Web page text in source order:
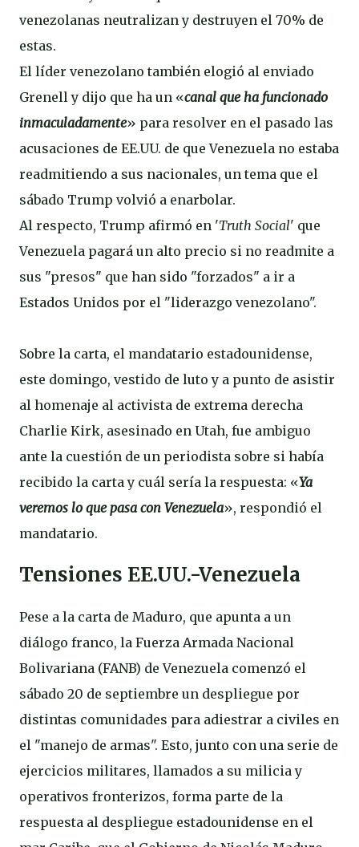
venezolanas neutralizan y destruyen el 70% de
estas.
El líder venezolano también elogió al enviado
Grenell y dijo que ha un «canal que ha funcionado
inmaculadamente» para resolver en el pasado las
acusaciones de EE.UU. de que Venezuela no estaba
readmitiendo a sus nacionales, un tema que el
sábado Trump volvió a enarbolar.
Al respecto, Trump afirmó en 'Truth Social' que
Venezuela pagará un alto precio si no readmite a
sus "presos" que han sido "forzados" a ir a
Estados Unidos por el "liderazgo venezolano".
Sobre la carta, el mandatario estadounidense,
este domingo, vestido de luto y a punto de asistir
al homenaje al activista de extrema derecha
Charlie Kirk, asesinado en Utah, fue ambiguo
ante la cuestión de un periodista sobre si había
recibido la carta y cuál sería la respuesta: «Ya
veremos lo que pasa con Venezuela», respondió el
mandatario.
Tensiones EE.UU.-Venezuela
Pese a la carta de Maduro, que apunta a un
diálogo franco, la Fuerza Armada Nacional
Bolivariana (FANB) de Venezuela comenzó el
sábado 20 de septiembre un despliegue por
distintas comunidades para adiestrar a civiles en
el "manejo de armas". Esto, junto con una serie de
ejercicios militares, llamados a su milicia y
operativos fronterizos, forma parte de la
respuesta al despliegue estadounidense en el